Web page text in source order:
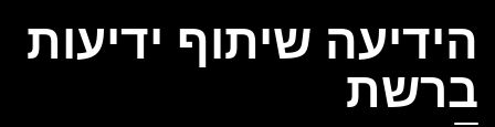
הידיעה שיתוף ידיעות
ברשת